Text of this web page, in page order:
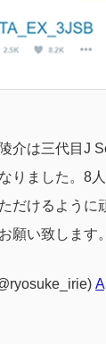
介は三代目J
りました。8
だけるように
願い致します。